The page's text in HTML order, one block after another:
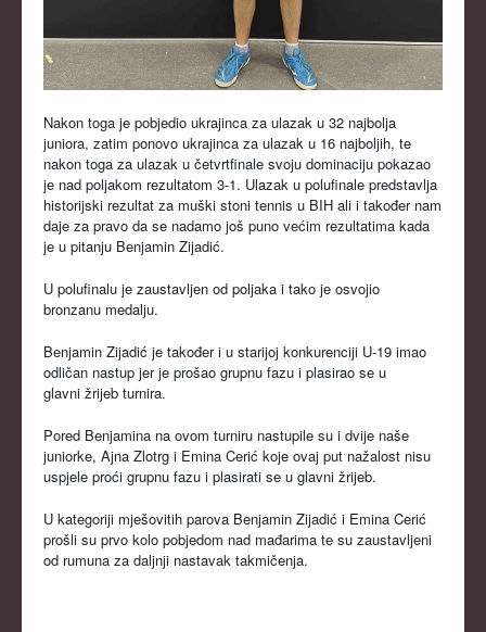
KLUBOVI
KONTAKT
LINKOVI
Nakon toga je pobjedio ukrajinca za ulazak u 32 najbolja
juniora, zatim ponovo ukrajinca za ulazak u 16 najboljih, te
nakon toga za ulazak u četvrtfinale svoju dominaciju pokazao
je nad poljakom rezultatom 3-1. Ulazak u polufinale predstavlja
historijski rezultat za muški stoni tennis u BIH ali i također nam
daje za pravo da se nadamo još puno većim rezultatima kada
je u pitanju Benjamin Zijadić.
U polufinalu je zaustavljen od poljaka i tako je osvojio
bronzanu medalju.
Benjamin Zijadić je također i u starijoj konkurenciji U-19 imao
odličan nastup jer je prošao grupnu fazu i plasirao se u
glavni žrijeb turnira.
Pored Benjamina na ovom turniru nastupile su i dvije naše
juniorke, Ajna Zlotrg i Emina Cerić koje ovaj put nažalost nisu
uspjele proći grupnu fazu i plasirati se u glavni žrijeb.
U kategoriji mješovitih parova Benjamin Zijadić i Emina Cerić
prošli su prvo kolo pobjedom nad mađarima te su zaustavljeni
od rumuna za daljnji nastavak takmičenja.